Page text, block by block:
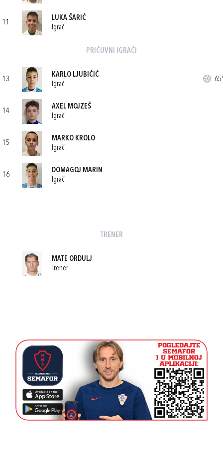
11
LUKA ŠARIĆ
Igrač
PRIČUVNI IGRAČI
13
KARLO LJUBIČIĆ
Igrač
65'
14
AXEL MOJZEŠ
Igrač
15
MARKO KROLO
Igrač
16
DOMAGOJ MARIN
Igrač
TRENER
MATE ORDULJ
Trener